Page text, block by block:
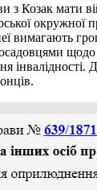
з Козак мати
окружної
вимагають
щодо
інвалідності.